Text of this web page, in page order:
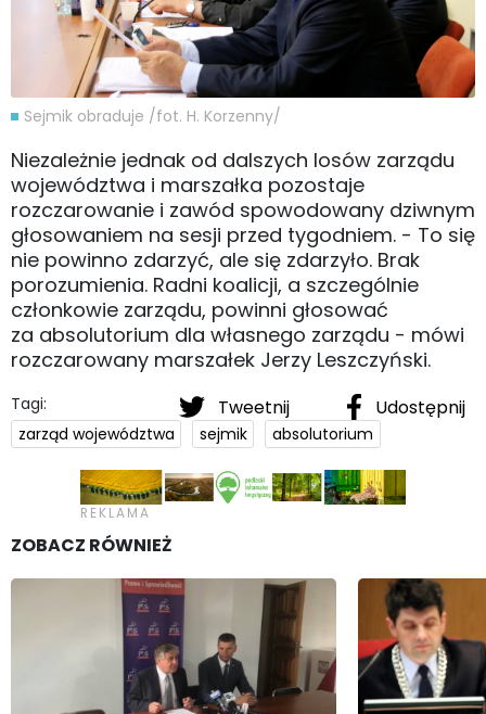
Sejmik obraduje /fot. H. Korzenny/
Niezależnie jednak od dalszych losów zarządu
województwa i marszałka pozostaje
rozczarowanie i zawód spowodowany dziwnym
głosowaniem na sesji przed tygodniem. - To się
nie powinno zdarzyć, ale się zdarzyło. Brak
porozumienia. Radni koalicji, a szczególnie
członkowie zarządu, powinni głosować
za absolutorium dla własnego zarządu - mówi
rozczarowany marszałek Jerzy Leszczyński.
Tweetnij Udostępnij
Tagi:
zarząd województwa
sejmik absolutorium
ZOBACZ RÓWNIEŻ